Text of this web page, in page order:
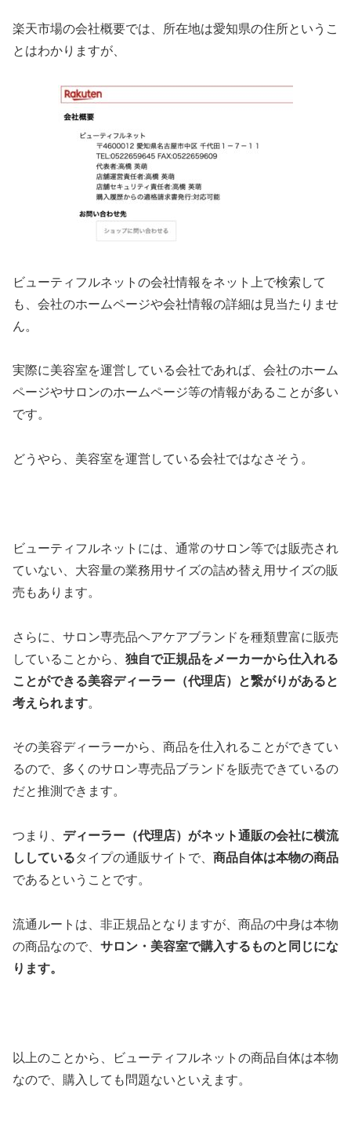
楽天市場の会社概要では、所在地は愛知県の住所というこ
とはわかりますが、
ビューティフルネットの会社情報をネット上で検索して
も、会社のホームページや会社情報の詳細は見当たりませ
ん。
実際に美容室を運営している会社であれば、会社のホーム
ページやサロンのホームページ等の情報があることが多い
です。
どうやら、美容室を運営している会社ではなさそう。
ビューティフルネットには、通常のサロン等では販売され
ていない、大容量の業務用サイズの詰め替え用サイズの販
売もあります。
さらに、サロン専売品ヘアケアブランドを種類豊富に販売
していることから、 独自で正規品をメーカーから仕入れる
ことができる美容ディーラー（代理店）と繋がりがあると
考えられます。
その美容ディーラーから、商品を仕入れることができてい
るので、多くのサロン専売品ブランドを販売できているの
だと推測できます。
つまり、 ディーラー（代理店）がネット通販の会社に横流
ししているタイプの通販サイトで、 商品自体は本物の商品
であるということです。
流通ルートは、非正規品となりますが、商品の中身は本物
の商品なので、 サロン・美容室で購入するものと同じにな
ります。
以上のことから、ビューティフルネットの商品自体は本物
なので、購入しても問題ないといえます。